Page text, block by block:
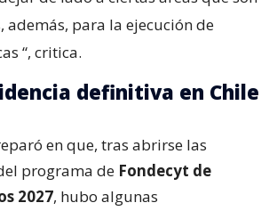
además, para la ejecución de
“, critica.
definitiva en Chile
en que, tras abrirse las
programa de Fondecyt de
2027, hubo algunas